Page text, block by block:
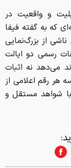
و واقعیت در
که به گفته فیفا
از بزرگ‌نمایی
رسمی دو ایالت
می‌دهد نه اثبات
هر رقم اعلامی از
با شواهد مستقل و